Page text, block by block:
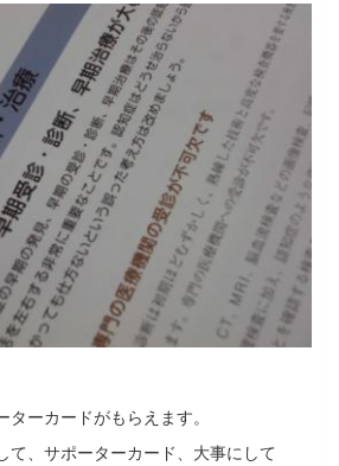
ーカードがもらえます。
て、サポーターカード、大事にして